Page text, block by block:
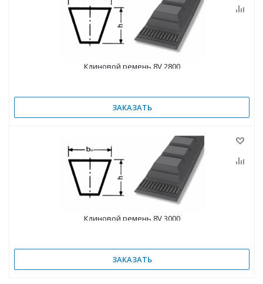
Клиновой ремень 8V 2800
ЗАКАЗАТЬ
Клиновой ремень 8V 3000
ЗАКАЗАТЬ